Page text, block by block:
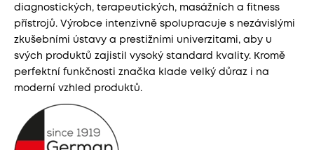
diagnostických, terapeutických, masážních a fitness
přístrojů. Výrobce intenzivně spolupracuje s nezávislými
zkušebními ústavy a prestižními univerzitami, aby u
svých produktů zajistil vysoký standard kvality. Kromě
perfektní funkčnosti značka klade velký důraz i na
moderní vzhled produktů.